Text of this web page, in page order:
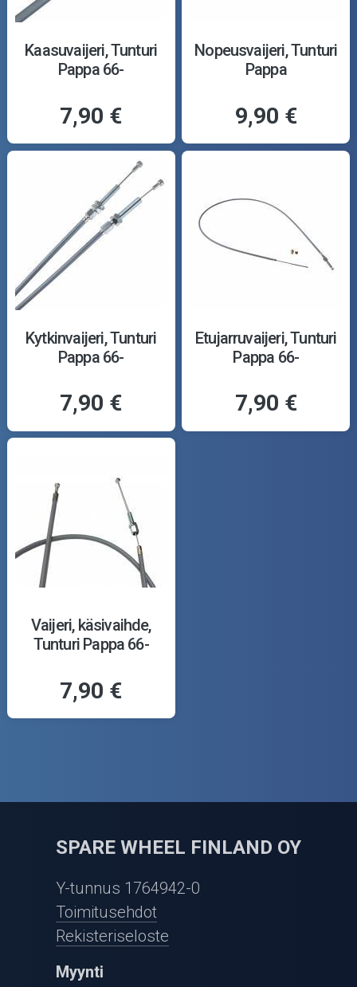
Kaasuvaijeri, Tunturi
Pappa 66-
7,90 €
Nopeusvaijeri, Tunturi
Pappa
9,90 €
Kytkinvaijeri, Tunturi
Pappa 66-
7,90 €
Etujarruvaijeri, Tunturi
Pappa 66-
7,90 €
Vaijeri, käsivaihde,
Tunturi Pappa 66-
7,90 €
SPARE WHEEL FINLAND OY
Y-tunnus 1764942-0
Toimitusehdot
Rekisteriseloste
Myynti